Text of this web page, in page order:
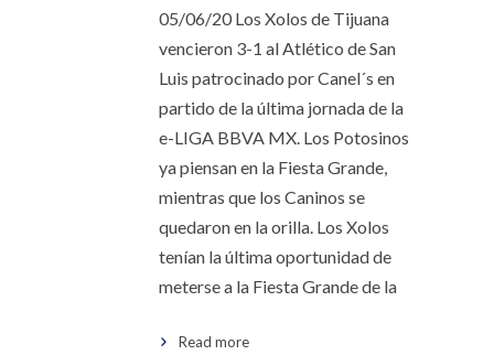
05/06/20 Los Xolos de Tijuana
vencieron 3-1 al Atlético de San
Luis patrocinado por Canel´s en
partido de la última jornada de la
e-LIGA BBVA MX. Los Potosinos
ya piensan en la Fiesta Grande,
mientras que los Caninos se
quedaron en la orilla. Los Xolos
tenían la última oportunidad de
meterse a la Fiesta Grande de la
Read more